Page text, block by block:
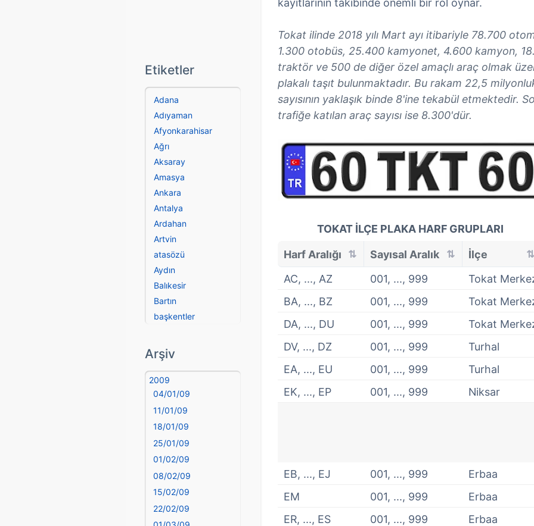
kayıtlarının takibinde önemli bir rol oynar.
Tokat ilinde 2018 yılı Mart ayı itibariyle 78.700
1.300 otobüs, 25.400 kamyonet, 4.600 kamyon,
traktör ve 500 de diğer özel amaçlı araç olmak
plakalı taşıt bulunmaktadır. Bu rakam 22,5
sayısının yaklaşık binde 8'ine tekabül etmektedir.
trafiğe katılan araç sayısı ise 8.300'dür.
TOKAT İLÇE PLAKA HARF GRUPLARI
Harf Aralığı Sayısal Aralık
İlçe
AC, ..., AZ
001, ..., 999
Tokat
BA, ..., BZ
001, ..., 999
Tokat
DA, ..., DU
001, ..., 999
Tokat
DV, ..., DZ
001, ..., 999
Turhal
EA, ..., EU
001, ..., 999
Turhal
EK, ..., EP
001, ..., 999 Niksar
EB, ..., EJ 001, ..., 999
Erbaa
EM
001, ..., 999
Erbaa
ER, ..., ES
001, ..., 999
Erbaa
Etiketler
Adana
Adıyaman
Afyonkarahisar
Ağrı
Aksaray
Amasya
Ankara
Antalya
Ardahan
Artvin
atasözü
Aydın
Balıkesir
Bartın
başkentler
Bayburt
Bilecik
Bingöl
Bitlis
Bolu
Burdur
Bursa
Çanakkale
Çankırı
Çorum
Arşiv
2009
04/01/09
11/01/09
18/01/09
25/01/09
01/02/09
08/02/09
15/02/09
22/02/09